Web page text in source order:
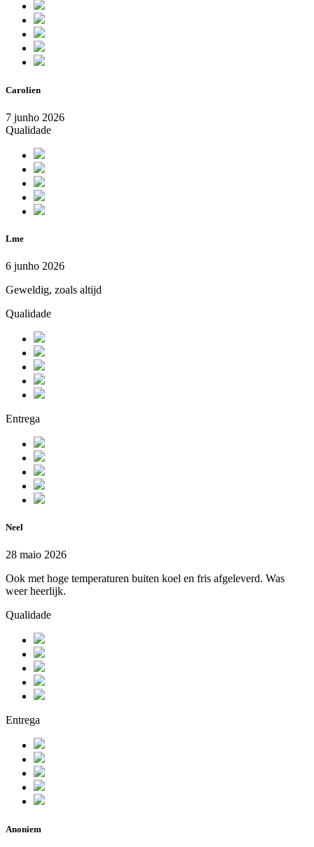
Carolien
7 junho 2026
Qualidade
Lme
6 junho 2026
Geweldig, zoals altijd
Qualidade
Entrega
Neel
28 maio 2026
Ook met hoge temperaturen buiten koel en fris afgeleverd. Was
weer heerlijk.
Qualidade
Entrega
Anoniem